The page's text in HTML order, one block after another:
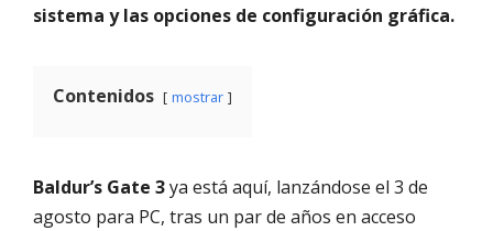
sistema y las opciones de configuración gráfica.
Contenidos mostrar
Baldur’s Gate 3ya está aquí, lanzándose el 3 de
agosto para PC, tras un par de años en acceso